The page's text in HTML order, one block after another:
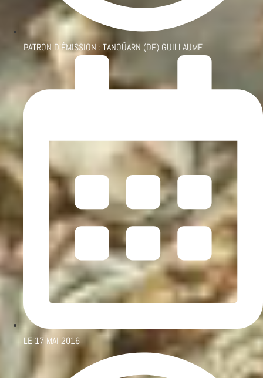
PATRON D'ÉMISSION :TANOÜARN (DE) GUILLAUME
LE 17 MAI 2016